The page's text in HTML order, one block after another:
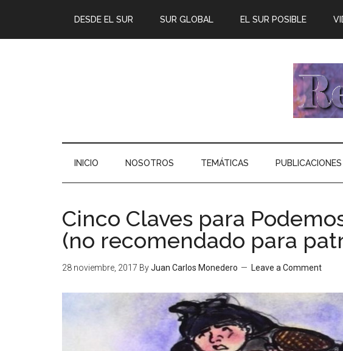
DESDE EL SUR SUR GLOBAL EL SUR POSIBLE
INICIO NOSOTROS TEMÁTICAS PUBLICACIONES
Cinco Claves para
(no recomendado para
28 noviembre, 2017 ByJuan Carlos Monedero Leave a Comment